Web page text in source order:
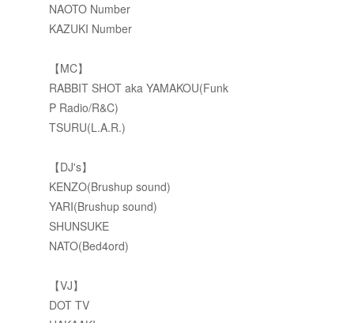
NAOTO Number
KAZUKI Number
【MC】
RABBIT SHOT aka YAMAKOU(Funk
P Radio/R&C)
TSURU(L.A.R.)
【DJ's】
KENZO(Brushup sound)
YARI(Brushup sound)
SHUNSUKE
NATO(Bed4ord)
【VJ】
DOT TV